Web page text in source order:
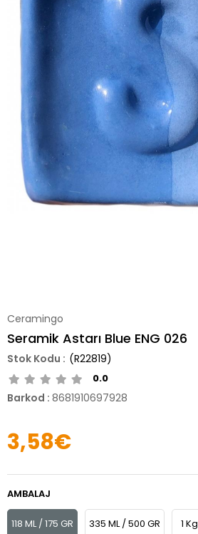
Ceramingo
Seramik Astarı Blue ENG 026
(R22819)
0.0
Barkod : 8681910697928
3,58€
AMBALAJ
118 ML / 175 GR 335 ML / 500 GR 1 Kg